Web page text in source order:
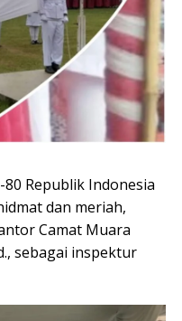
Republik Indonesia
dan meriah,
Camat Muara
sebagai inspektur